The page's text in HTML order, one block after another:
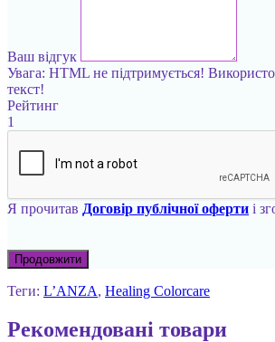
Ваш відгук
Увага: HTML не підтримується!
текст!
Рейтинг
1
Я прочитав Договір публічної оферти і
Продовжити
Теги: L’ANZA, Healing Colorcare
Рекомендовані товари